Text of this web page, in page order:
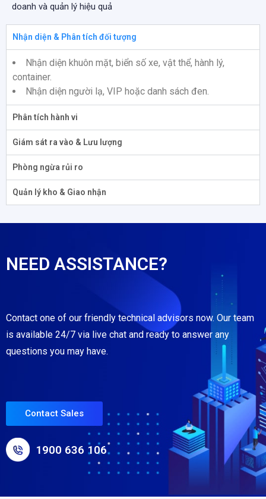
doanh và quản lý hiệu quả
Nhận diện & Phân tích đối tượng
Nhận diện khuôn mặt, biển số xe, vật thể, hành lý,
container.
Nhận diện người lạ, VIP hoặc danh sách đen.
Phân tích hành vi
Giám sát ra vào & Lưu lượng
Phòng ngừa rủi ro
Quản lý kho & Giao nhận
NEED ASSISTANCE?
Contact one of our friendly technical advisors now. Our team
is available 24/7 via live chat and ready to answer any
questions you may have.
Contact Sales
1900 636 106